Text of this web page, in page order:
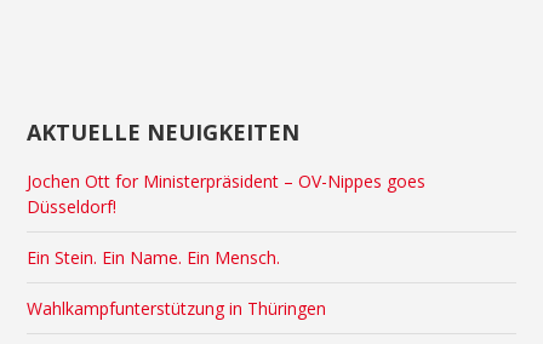
AKTUELLE NEUIGKEITEN
Jochen Ott for Ministerpräsident – OV-Nippes goes
Düsseldorf!
Ein Stein. Ein Name. Ein Mensch.
Wahlkampfunterstützung in Thüringen